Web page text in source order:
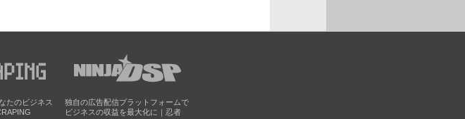
たのビジネス
独自の広告配信プラットフォームで
ビジネスの収益を最大化に｜忍者